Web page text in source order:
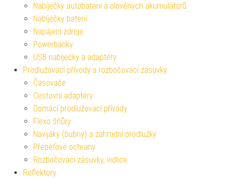
Nabíječky autobaterií a olověných akumulátorů
Nabíječky baterií
Napájecí zdroje
Powerbanky
USB nabíječky a adaptéry
Prodlužovací přívody a rozbočovací zásuvky
Časovače
Cestovní adaptéry
Domácí prodlužovací přívody
Flexo šňůry
Navijáky (bubny) a zahradní prodlužky
Přepěťové ochrany
Rozbočovací zásuvky, vidlice
Reflektory